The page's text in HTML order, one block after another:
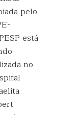
pelo
está
no